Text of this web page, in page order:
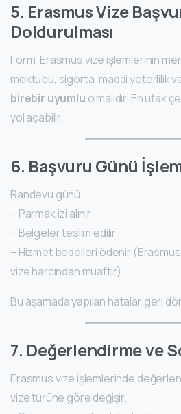
5. Erasmus Vize
Doldurulması
Form, Erasmus vize işlemlerinin
mektubu, sigorta, maddi yeterlilik
birebir uyumlu olmalıdır. En ufak
yol açabilir.
6. Başvuru Günü
Randevu günü:
– Parmak izi alınır
– Belgeler teslim edilir
– Hizmet bedelleri ödenir
vize harcından muaftır)
Bu aşamada yapılan hatalar geri
7. Değerlendirme ve
Erasmus vize işlemlerinde
vize türüne göre değişir.